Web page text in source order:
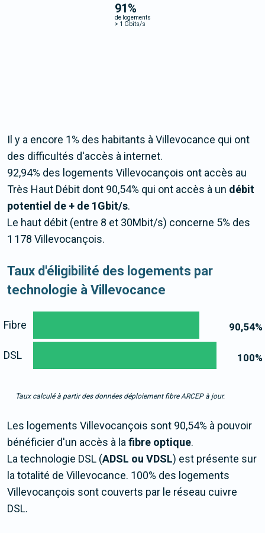
91%
de logements
> 1 Gbits/s
Il y a encore 1% des habitants à Villevocance qui ont
des difficultés d'accès à internet.
92,94% des logements Villevocançois ont accès au
Très Haut Débit dont 90,54% qui ont accès à un débit
potentiel de + de 1Gbit/s.
Le haut débit (entre 8 et 30Mbit/s) concerne 5% des
1 178 Villevocançois.
Taux d'éligibilité des logements par
technologie à Villevocance
90,54%
100%
Fibre
DSL
Taux calculé à partir des données déploiement fibre ARCEP à jour.
Les logements Villevocançois sont 90,54% à pouvoir
bénéficier d'un accès à lafibre optique.
La technologie DSL (ADSL ou VDSL) est présente sur
la totalité de Villevocance. 100% des logements
Villevocançois sont couverts par le réseau cuivre
DSL.